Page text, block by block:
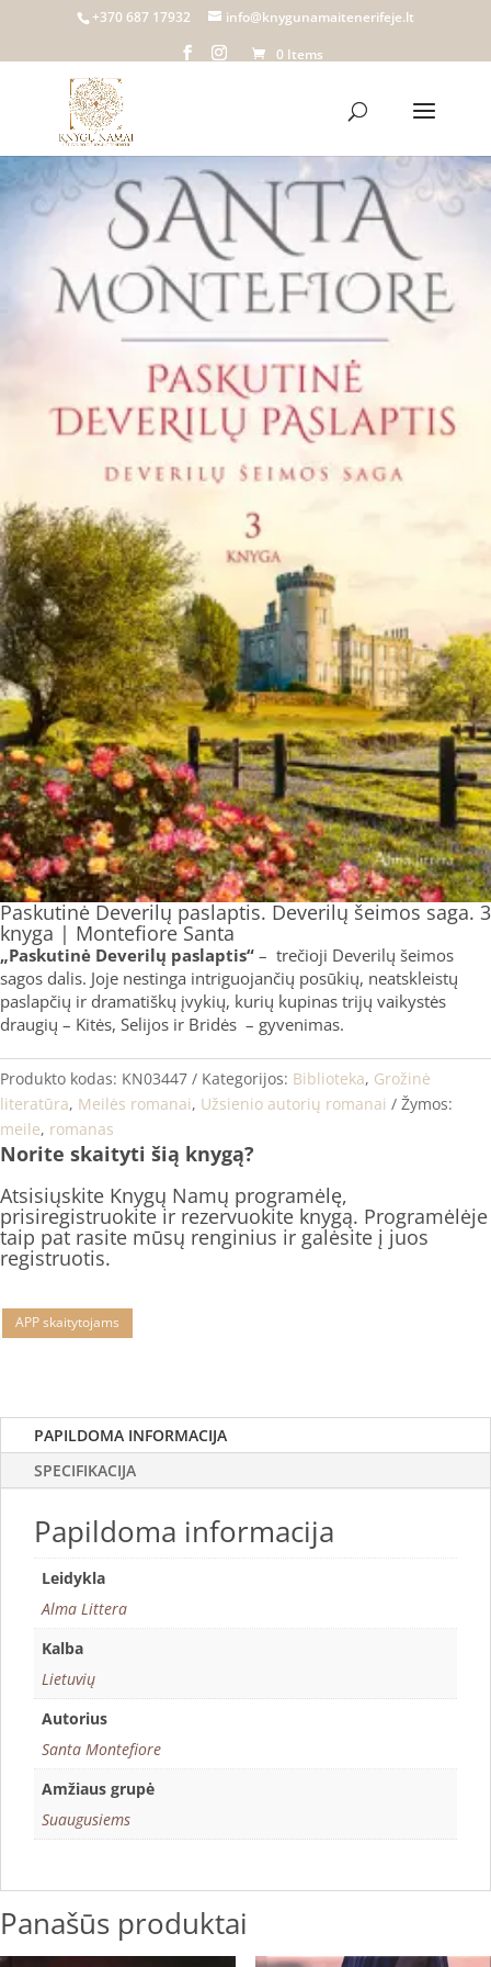
+370 687 17932
info@knygunamaitenerifeje.lt
0 Items
Knygų namai Tenerifeje/Biblioteka/Grožinė literatūra
Montefiore Santa
Paskutinė Deverilų paslaptis. Deverilų šeimos saga. 3
knyga | Montefiore Santa
„Paskutinė Deverilų paslaptis“ – trečioji Deverilų šeimos
sagos dalis. Joje nestinga intriguojančių posūkių, neatskleistų
paslapčių ir dramatiškų įvykių, kurių kupinas trijų vaikystės
draugių – Kitės, Selijos ir Bridės – gyvenimas.
Produkto kodas: KN03447 Kategorijos: Biblioteka, Grožinė
literatūra, Meilės romanai, Užsienio autorių romanai
Žymos:
meile, romanas
Norite skaityti šią knygą?
Atsisiųskite Knygų Namų programėlę,
prisiregistruokite ir rezervuokite knygą. Programėlėje
taip pat rasite mūsų renginius ir galėsite į juos
registruotis.
APP skaitytojams
PAPILDOMA INFORMACIJA
SPECIFIKACIJA
Papildoma informacija
Leidykla
Alma Littera
Kalba
Lietuvių
Autorius
Santa Montefiore
Amžiaus grupė
Suaugusiems
Panašūs produktai